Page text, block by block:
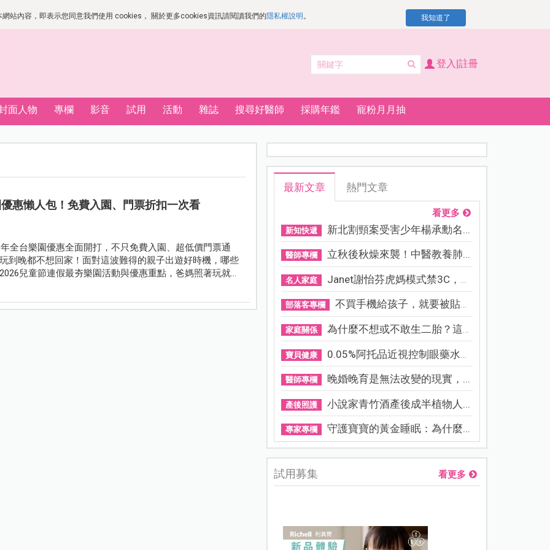
站內容，即表示您同意我們使用 cookies， 關於更多cookies資訊請閱讀我們的隱私權說明 。 我知道了
登入|註冊
面人物 專欄 影音 試用 活動 雜誌 搜尋好醫師 採購年鑑 寵粉月月抽
惠懶人包！免費入園、門票折扣一次看
全台樂園優惠全面開打，不只免費入園、超低價門票通
到晚都不想回家！面對這波難得的親子出遊好時機，哪些
兒童節連假最夯樂園活動與優惠重點，爸媽照著玩就
最新文章 熱門文章
看更多
新知快遞 新北割頸案受害少年楊承勳名...
醫師專欄 立秋後秋燥來襲！中醫教養肺...
名人家庭 Janet謝怡芬虎媽模式禁3C，看...
部落客專欄 不買手機給孩子，就要被貼「...
家庭關係 為什麼不想或不敢生二胎？這8...
寶貝健康 0.05%阿托品近視控制眼藥水納...
醫師專欄 晚婚晚育是無法改變的現實，...
產後照護 小說家青竹酒產後成半植物人...
專家專欄 守護寶寶的黃金睡眠：為什麼...
試用募集 看更多